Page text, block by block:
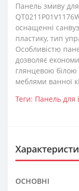
Панель змиву
оснащенні
пластику, тип
Особливістю
дозволяє
глянцевою білою
меблями ванної
Теги: Панель для
ОСНОВНІ